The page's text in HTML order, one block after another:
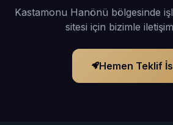
Kastamonu Hanönü bölgesinde
sitesi için bizimle
Hemen Teklif